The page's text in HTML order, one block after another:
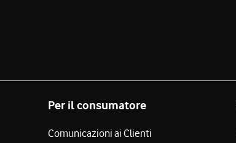
Per il consumatore
Comunicazioni ai Clienti